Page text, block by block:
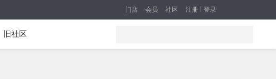
注册 登录
门店 会员 社区
旧社区